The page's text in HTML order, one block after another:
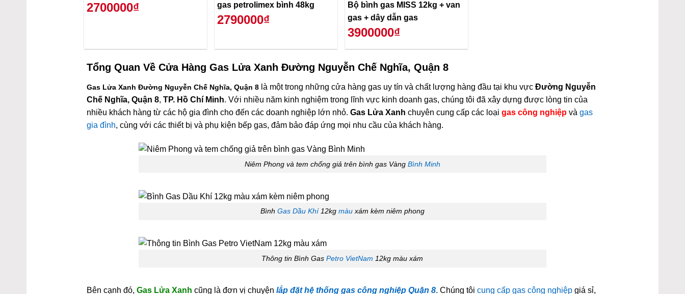
2700000₫ gas petrolimex bình 48kg
2790000₫
Bộ bình gas MISS 12kg + van
gas + dây dẫn gas
3900000₫
Tổng Quan VềCửa Hàng Gas Lửa Xanh Đường Nguyễn Chế Nghĩa, Quận 8
Gas Lửa Xanh Đường Nguyễn Chế Nghĩa, Quận 8 là một trong những cửa hàng gas uy tín và chất lượng hàng đầu tại khu vựcĐường Nguyễn
Chế Nghĩa, Quận 8,TP. Hồ Chí Minh. Với nhiều năm kinh nghiệm trong lĩnh vực kinh doanh gas, chúng tôi đã xây dựng được lòng tin của
nhiều khách hàng từ các hộ gia đình cho đến các doanh nghiệp lớn nhỏ.Gas Lửa Xanh chuyên cung cấp các loạigas công nghiệp vàgas
gia đình, cùng với các thiết bị và phụ kiện bếp gas, đảm bảo đáp ứng mọi nhu cầu của khách hàng.
Niêm Phong và tem chống giả trên bình gas Vàng Bình Minh
Bình Gas Dầu Khí12kg màuxám kèm niêm phong
Thông tin Bình GasPetro VietNam 12kg màu xám
Bên cạnh đó,Gas Lửa Xanh cũng là đơn vị chuyệnlắp đặt hệ thống gas công nghiệp Quận 8. Chúng tôicung cấp gas công nghiệp giá sỉ,